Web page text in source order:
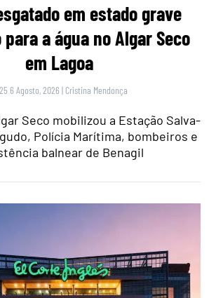
em estado grave
a água no Algar Seco
em Lagoa
6 Agosto, 2026 | Cristina Mendonça
Seco mobilizou a Estação Salva-
Polícia Marítima, bombeiros e
balnear de Benagil